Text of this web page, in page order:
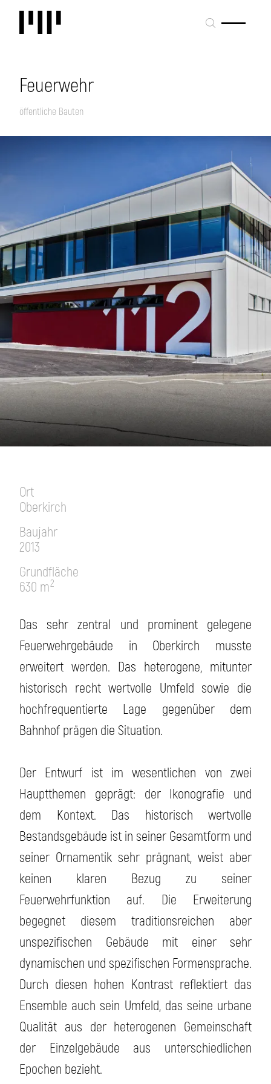
Feuerwehr
öffentliche Bauten
Ort
Oberkirch
Baujahr
2013
Grundfläche
630 m2
Das sehr zentral und prominent gelegene
Feuerwehrgebäude in Oberkirch musste
erweitert werden. Das heterogene, mitunter
historisch recht wertvolle Umfeld sowie die
hochfrequentierte Lage gegenüber dem
Bahnhof prägen die Situation.
Der Entwurf ist im wesentlichen von zwei
Hauptthemen geprägt: der Ikonografie und
dem Kontext. Das historisch wertvolle
Bestandsgebäude ist in seiner Gesamtform und
seiner Ornamentik sehr prägnant, weist aber
keinen klaren Bezug zu seiner
Feuerwehrfunktion auf. Die Erweiterung
begegnet diesem traditionsreichen aber
unspezifischen Gebäude mit einer sehr
dynamischen und spezifischen Formensprache.
Durch diesen hohen Kontrast reflektiert das
Ensemble auch sein Umfeld, das seine urbane
Qualität aus der heterogenen Gemeinschaft
der Einzelgebäude aus unterschiedlichen
Epochen bezieht.